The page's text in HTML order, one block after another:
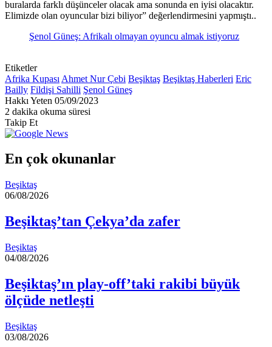
buralarda farklı düşünceler olacak ama sonunda en iyisi olacaktır.
Elimizde olan oyuncular bizi biliyor” değerlendirmesini yapmıştı..
Şenol Güneş: Afrikalı olmayan oyuncu almak istiyoruz
Etiketler
Afrika Kupası Ahmet Nur Çebi Beşiktaş Beşiktaş Haberleri Eric
Bailly Fildişi Sahilli Şenol Güneş
Hakkı Yeten Bir
e-
göndermek
05/09/2023
2 dakika okuma süresi
Takip Et
En çok okunanlar
Beşiktaş
06/08/2026
Beşiktaş’tan Çekya’da zafer
Beşiktaş
04/08/2026
Beşiktaş’ın play-off’taki rakibi büyük
ölçüde netleşti
Beşiktaş
03/08/2026